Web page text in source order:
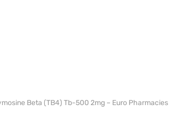
Beta (TB4) Tb-500 2mg – Euro Pharmacies